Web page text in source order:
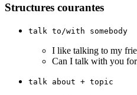
Structures courantes
talk to/with somebody
I like talking to my
Can I talk with you
talk about + topic